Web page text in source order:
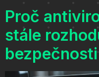
Proč
stále